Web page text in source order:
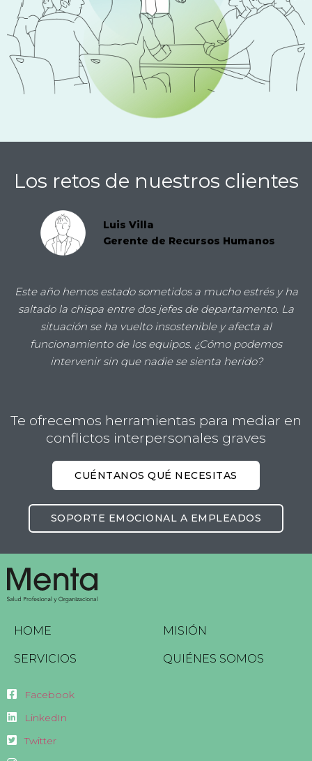
Los retos de nuestros clientes
Este año hemos estado sometidos a mucho estrés y ha
saltado la chispa entre dos jefes de departamento. La
situación se ha vuelto insostenible y afecta al
funcionamiento de los equipos. ¿Cómo podemos
intervenir sin que nadie se sienta herido?
Luis Villa
Gerente de Recursos Humanos
Te ofrecemos herramientas para mediar en
conflictos interpersonales graves
CUÉNTANOS QUÉ NECESITAS
SOPORTE EMOCIONAL A EMPLEADOS
HOME MISIÓN
SERVICIOS QUIÉNES SOMOS
Facebook
LinkedIn
Twitter